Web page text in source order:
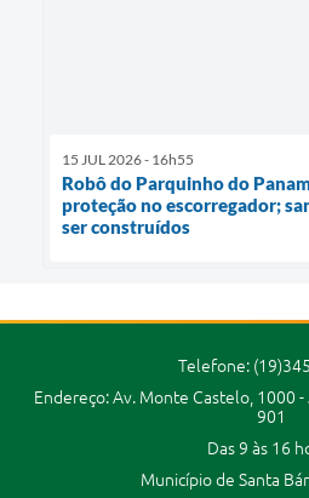
15 JUL 2026 - 16h55
Robô do Parquinho do
proteção no escorregador;
ser construídos
Telefone:
Endereço: Av. Monte Castelo, 1000
901
Das 9 às 16
Município de Santa